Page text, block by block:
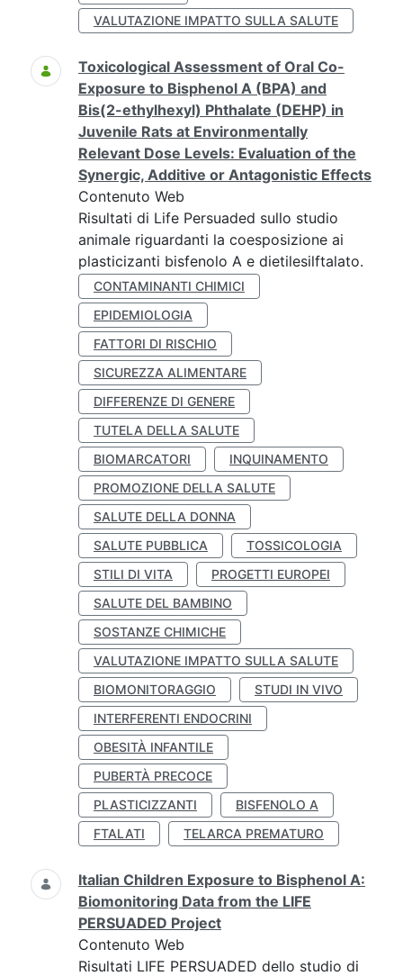
VALUTAZIONE IMPATTO SULLA SALUTE
Toxicological Assessment of Oral Co-
Exposure to Bisphenol A (BPA) and
Bis(2-ethylhexyl) Phthalate (DEHP) in
Juvenile Rats at Environmentally
Relevant Dose Levels: Evaluation of the
Synergic, Additive or Antagonistic Effects
Contenuto Web
Risultati di Life Persuaded sullo studio
animale riguardanti la coesposizione ai
plasticizanti bisfenolo A e dietilesilftalato.
CONTAMINANTI CHIMICI
EPIDEMIOLOGIA
FATTORI DI RISCHIO
SICUREZZA ALIMENTARE
DIFFERENZE DI GENERE
TUTELA DELLA SALUTE
BIOMARCATORI
INQUINAMENTO
PROMOZIONE DELLA SALUTE
SALUTE DELLA DONNA
SALUTE PUBBLICA
TOSSICOLOGIA
STILI DI VITA
PROGETTI EUROPEI
SALUTE DEL BAMBINO
SOSTANZE CHIMICHE
VALUTAZIONE IMPATTO SULLA SALUTE
BIOMONITORAGGIO
STUDI IN VIVO
INTERFERENTI ENDOCRINI
OBESITÀ INFANTILE
PUBERTÀ PRECOCE
PLASTICIZZANTI
BISFENOLO A
FTALATI
TELARCA PREMATURO
Italian Children Exposure to Bisphenol A:
Biomonitoring Data from the LIFE
PERSUADED Project
Contenuto Web
Risultati LIFE PERSUADED dello studio di